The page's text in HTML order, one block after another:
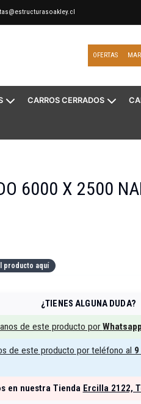
OFERTAS
CARROS CERRADOS
6000 X 2500
producto aquí
¿TIENES ALGUNA DUDA?
de este producto por
de este producto por teléfono al
en nuestra Tienda Ercilla 2122,